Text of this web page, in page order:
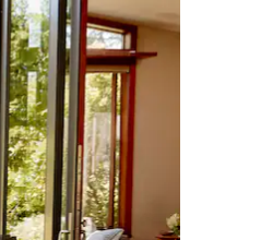
tocando e deslizando o dedo na